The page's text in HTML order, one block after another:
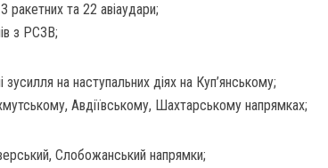
ракетних та 22 авіаудари;
з РСЗВ;
на наступальних діях на Куп’янському;
Авдіївському, Шахтарському напрямках;
Слобожанський напрямки;